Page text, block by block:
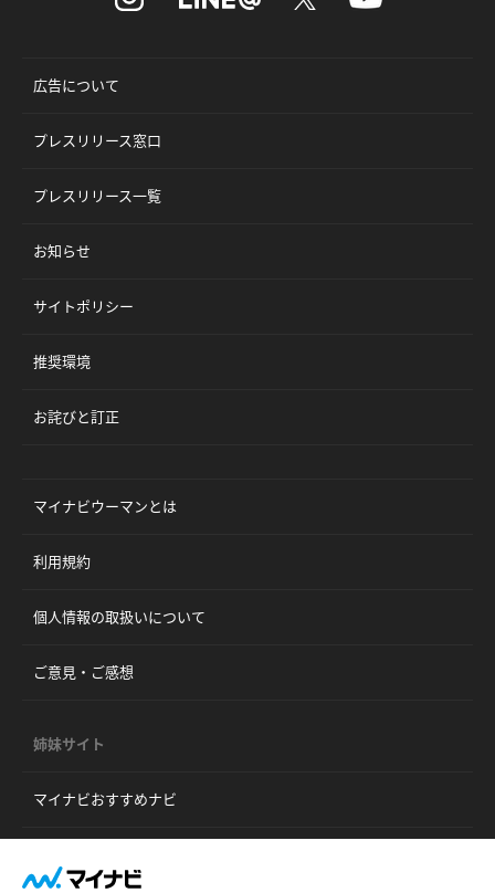
広告について
プレスリリース窓口
プレスリリース一覧
お知らせ
サイトポリシー
推奨環境
お詫びと訂正
マイナビウーマンとは
利用規約
個人情報の取扱いについて
ご意見・ご感想
姉妹サイト
マイナビおすすめナビ